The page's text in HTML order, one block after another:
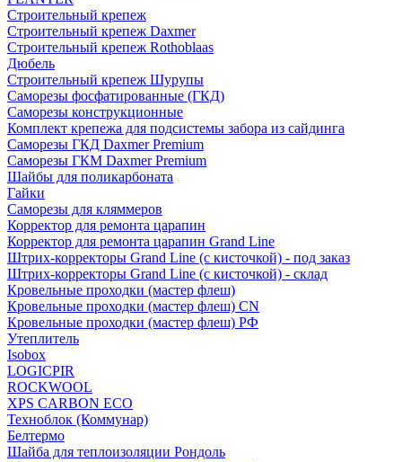
Строительный крепеж
Строительный крепеж Daxmer
Строительный крепеж Rothoblaas
Дюбель
Строительный крепеж Шурупы
Саморeзы фосфатированные (ГКД)
Саморезы конструкционные
Комплект крепежа для подсистемы забора из сайдинга
Саморезы ГКД Daxmer Premium
Саморезы ГКМ Daxmer Premium
Шайбы для поликарбоната
Гайки
Саморезы для кляммеров
Корректор для ремонта царапин
Корректор для ремонта царапин Grand Line
Штрих-корректоры Grand Line (с кисточкой) - под заказ
Штрих-корректоры Grand Line (с кисточкой) - склад
Кровельные проходки (мастер флеш)
Кровельные проходки (мастер флеш) CN
Кровельные проходки (мастер флеш) РФ
Утеплитель
Isobox
LOGICPIR
ROCKWOOL
XPS CARBON ECO
Техноблок (Коммунар)
Белтермо
Шайба для теплоизоляции Рондоль